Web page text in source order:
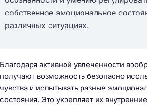
собственное эмоциональное
различных ситуациях.
Благодаря активной увлеченности
получают возможность безопасно
чувства и испытывать разные
состояния. Это укрепляет их